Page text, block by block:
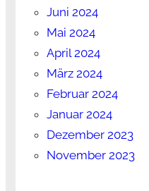
Juni 2024
Mai 2024
April 2024
März 2024
Februar 2024
Januar 2024
Dezember 2023
November 2023